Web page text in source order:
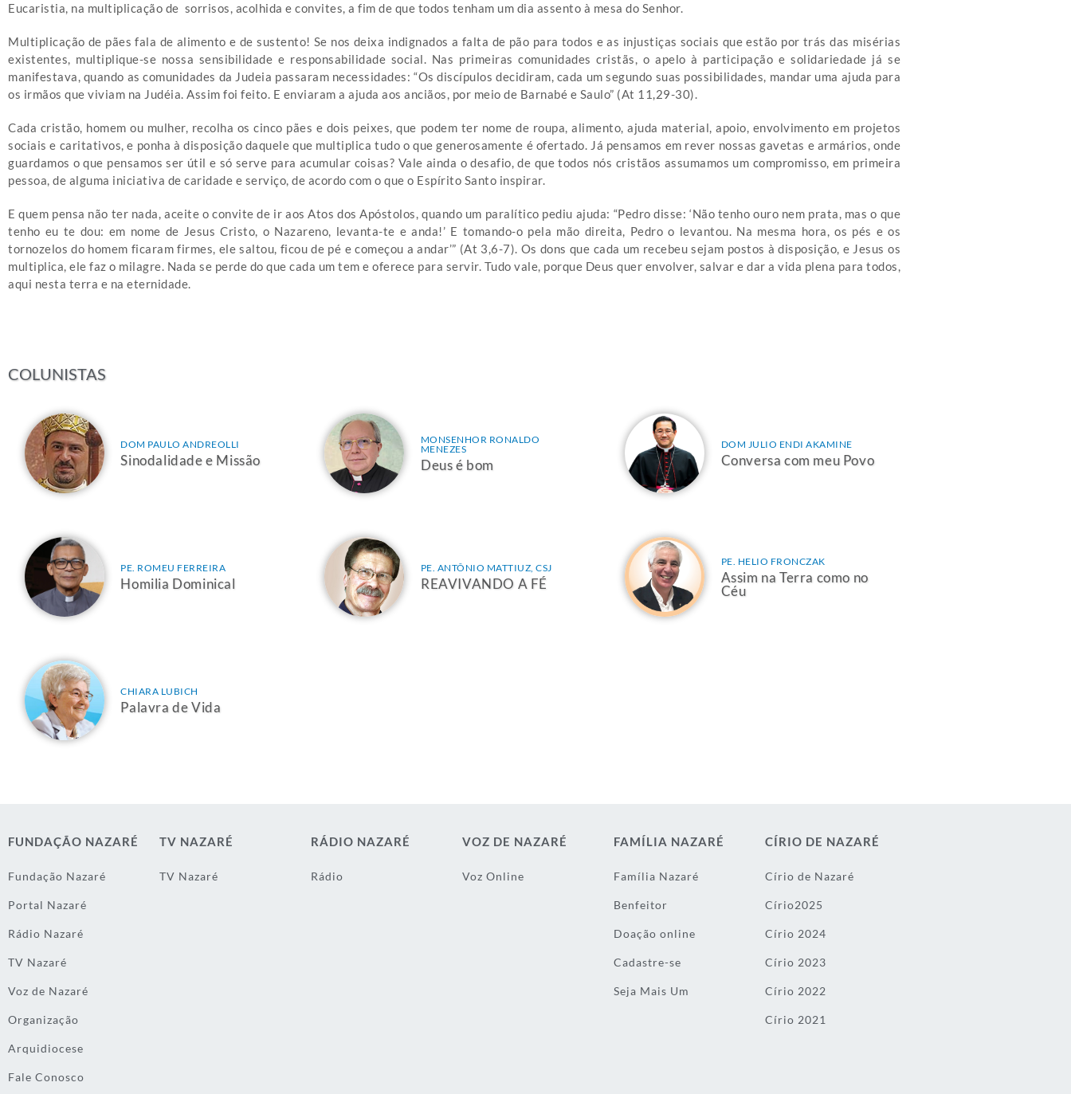
Eucaristia, na multiplicação de sorrisos, acolhida e convites, a fim de que todos tenham um dia assento à mesa do Senhor.
Multiplicação de pães fala de alimento e de sustento! Se nos deixa indignados a falta de pão para todos e as injustiças sociais que estão por trás das misérias
existentes, multiplique-se nossa sensibilidade e responsabilidade social. Nas primeiras comunidades cristãs, o apelo à participação e solidariedade já se
manifestava, quando as comunidades da Judeia passaram necessidades: “Os discípulos decidiram, cada um segundo suas possibilidades, mandar uma ajuda para
os irmãos que viviam na Judéia. Assim foi feito. E enviaram a ajuda aos anciãos, por meio de Barnabé e Saulo” (At 11,29-30).
Cada cristão, homem ou mulher, recolha os cinco pães e dois peixes, que podem ter nome de roupa, alimento, ajuda material, apoio, envolvimento em projetos
sociais e caritativos, e ponha à disposição daquele que multiplica tudo o que generosamente é ofertado. Já pensamos em rever nossas gavetas e armários, onde
guardamos o que pensamos ser útil e só serve para acumular coisas? Vale ainda o desafio, de que todos nós cristãos assumamos um compromisso, em primeira
pessoa, de alguma iniciativa de caridade e serviço, de acordo com o que o Espírito Santo inspirar.
E quem pensa não ter nada, aceite o convite de ir aos Atos dos Apóstolos, quando um paralítico pediu ajuda: “Pedro disse: ‘Não tenho ouro nem prata, mas o que
tenho eu te dou: em nome de Jesus Cristo, o Nazareno, levanta-te e anda!’ E tomando-o pela mão direita, Pedro o levantou. Na mesma hora, os pés e os
tornozelos do homem ficaram firmes, ele saltou, ficou de pé e começou a andar’” (At 3,6-7). Os dons que cada um recebeu sejam postos à disposição, e Jesus os
multiplica, ele faz o milagre. Nada se perde do que cada um tem e oferece para servir. Tudo vale, porque Deus quer envolver, salvar e dar a vida plena para todos,
aqui nesta terra e na eternidade.
COLUNISTAS
DOM PAULO ANDREOLLI
Sinodalidade e Missão
MONSENHOR RONALDO
MENEZES
Deus é bom
DOM JULIO ENDI AKAMINE
Conversa com meu Povo
PE. ROMEU FERREIRA
Homilia Dominical
PE. ANTÔNIO MATTIUZ, CSJ
REAVIVANDO A FÉ
PE. HELIO FRONCZAK
Assim na Terra como no
Céu
CHIARA LUBICH
Palavra de Vida
FUNDAÇÃO NAZARÉ
Fundação Nazaré
Portal Nazaré
Rádio Nazaré
TV Nazaré
Voz de Nazaré
Organização
Arquidiocese
Fale Conosco
TV NAZARÉ
TV Nazaré
RÁDIO NAZARÉ
Rádio
VOZ DE NAZARÉ
Voz Online
FAMÍLIA NAZARÉ
Família Nazaré
Benfeitor
Doação online
Cadastre-se
Seja Mais Um
CÍRIO DE NAZARÉ
Círio de Nazaré
Círio2025
Círio 2024
Círio 2023
Círio 2022
Círio 2021